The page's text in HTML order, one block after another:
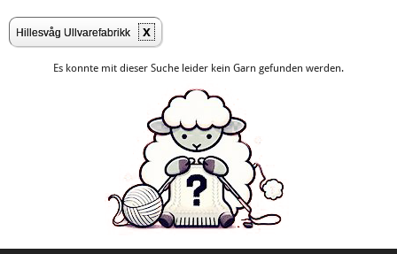
Hillesvåg Ullvarefabrikk x
Es konnte mit dieser Suche leider kein Garn gefunden werden.